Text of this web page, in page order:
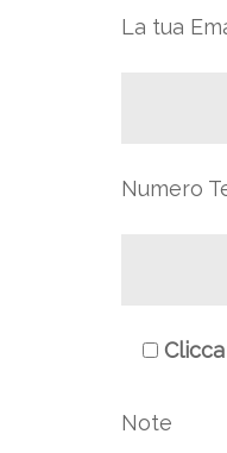
La tua
Numero
Note